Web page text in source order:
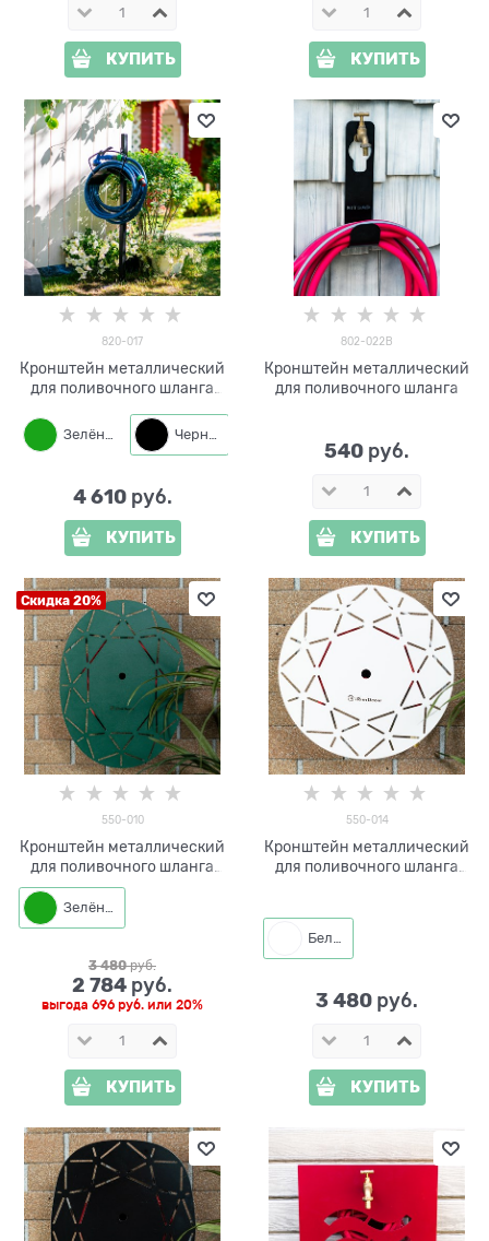
КУПИТЬ КУПИТЬ
820-017
Кронштейн металлический
для поливочного шланга
Зелёный Черный
4 610 руб.
КУПИТЬ
802-022B
Кронштейн металлический
для поливочного шланга
540 руб.
КУПИТЬ
Скидка 20%
550-010
Кронштейн металлический
для поливочного шланга
550-010
Зелёный
3 480 руб.
2 784 руб.
выгода 696 руб. или 20%
КУПИТЬ
550-014
Кронштейн металлический
для поливочного шланга
Белый
3 480 руб.
КУПИТЬ